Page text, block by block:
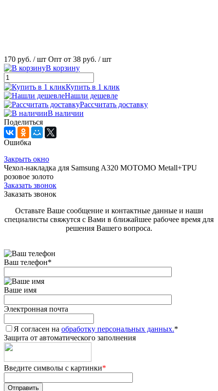
170 руб. / шт Опт от 38 руб. / шт
В корзину
Купить в 1 клик
Нашли дешевле
Рассчитать доставку
В наличии
Поделиться
Ошибка
Закрыть окно
Чехол-накладка для Samsung A320 MOTOMO Metall+TPU
розовое золото
Заказать звонок
Заказать звонок
Оставьте Ваше сообщение и контактные данные и наши
специалисты свяжутся с Вами в ближайшее рабочее время для
решения Вашего вопроса.
Ваш телефон*
Ваше имя
Электронная почта
Я согласен на обработку персональных данных.*
Защита от автоматического заполнения
Введите символы с картинки*